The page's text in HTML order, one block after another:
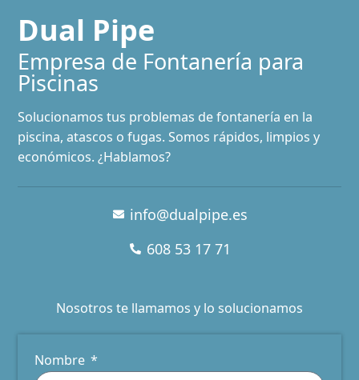
Dual Pipe
Empresa de Fontanería para
Piscinas​
Solucionamos tus problemas de fontanería en la
piscina, atascos o fugas. Somos rápidos, limpios y
económicos. ¿Hablamos?
info@dualpipe.es
608 53 17 71
Nosotros te llamamos y lo solucionamos
Nombre